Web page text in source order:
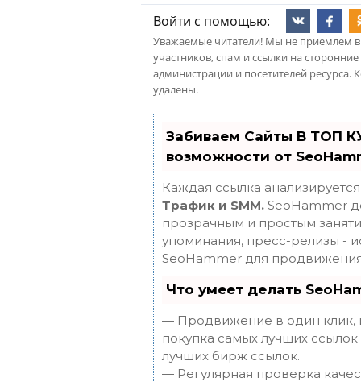
Войти с помощью:
Уважаемые читатели! Мы не приемлем
участников, спам и ссылки на
администрации и посетителей
удалены.
Забиваем Сайты В ТОП
возможности от
Каждая ссылка
Трафик и SMM. SeoHammer
прозрачным и простым
упоминания, пресс-релизы -
SeoHammer для
Что умеет делать
— Продвижение в один клик,
покупка самых лучших
лучших бирж ссылок.
— Регулярная проверка